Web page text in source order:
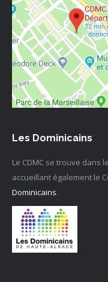
Les Dominicains
Le CDMC se trouve dans
accueillant également le
Dominicains.